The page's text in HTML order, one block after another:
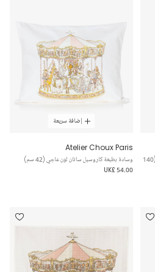
مفرش سرير قطن ساتين لون عاجي للأطفال الرضع (140
إضافة سريعة
Atelier Choux Paris
وسادة بطبعة كاروسيل ساتان لون عاجي (42 سم)
UK£ 54.00